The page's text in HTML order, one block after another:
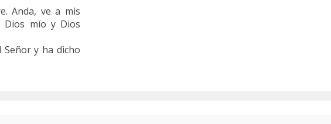
Anda, ve a mis
Dios mío y Dios
y ha dicho